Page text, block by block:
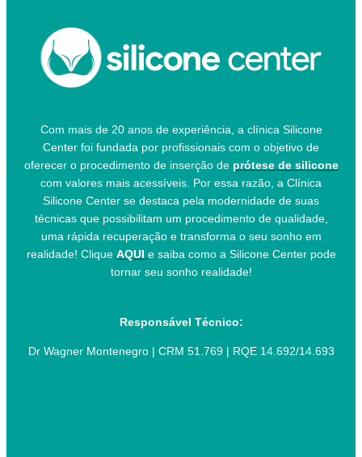
Com mais de 20 anos de experiência, a clínica Silicone
Center foi fundada por profissionais com o objetivo de
oferecer o procedimento de inserção de prótese de silicone
com valores mais acessíveis. Por essa razão, a Clínica
Silicone Center se destaca pela modernidade de suas
técnicas que possibilitam um procedimento de qualidade,
uma rápida recuperação e transforma o seu sonho em
realidade! Clique AQUI e saiba como a Silicone Center pode
tornar seu sonho realidade!
Responsável Técnico:
Dr Wagner Montenegro | CRM 51.769 | RQE 14.692/14.693